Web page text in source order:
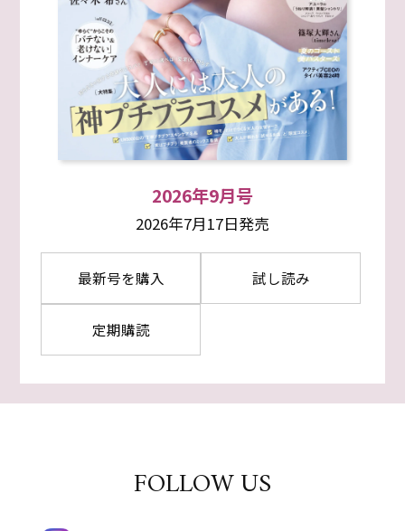
2026年9月号
2026年7月17日発売
最新号を購入 試し読み
定期購読
FOLLOW US